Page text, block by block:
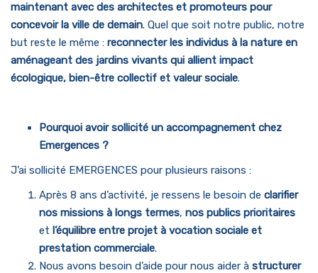
maintenant avec des architectes et promoteurs pour
concevoir la ville de demain. Quel que soit notre public, notre
but reste le même : reconnecter les individus à la nature en
aménageant des jardins vivants qui allient impact
écologique, bien-être collectif et valeur sociale.
Pourquoi avoir sollicité un accompagnement chez
Emergences ?
J’ai sollicité EMERGENCES pour plusieurs raisons :
Après 8 ans d’activité, je ressens le besoin de clarifier
nos missions à longs termes, nos publics prioritaires
et l’équilibre entre projet à vocation sociale et
prestation commerciale.
Nous avons besoin d’aide pour nous aider à structurer